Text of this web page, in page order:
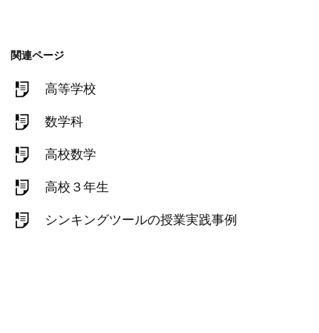
関連ページ
高等学校
数学科
高校数学
高校３年生
シンキングツールの授業実践事例